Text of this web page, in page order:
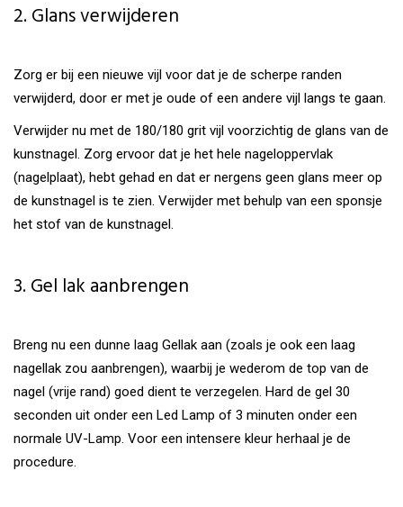
2. Glans verwijderen
Zorg er bij een nieuwe vijl voor dat je de scherpe randen
verwijderd, door er met je oude of een andere vijl langs te gaan.
Verwijder nu met de 180/180 grit vijl voorzichtig de glans van de
kunstnagel. Zorg ervoor dat je het hele nageloppervlak
(nagelplaat), hebt gehad en dat er nergens geen glans meer op
de kunstnagel is te zien. Verwijder met behulp van een sponsje
het stof van de kunstnagel.
3. Gel lak aanbrengen
Breng nu een dunne laag Gellak aan (zoals je ook een laag
nagellak zou aanbrengen), waarbij je wederom de top van de
nagel (vrije rand) goed dient te verzegelen. Hard de gel 30
seconden uit onder een Led Lamp of 3 minuten onder een
normale UV-Lamp. Voor een intensere kleur herhaal je de
procedure.